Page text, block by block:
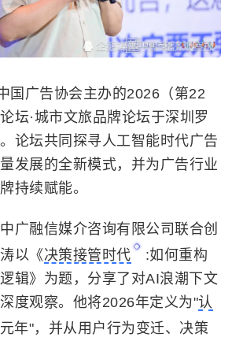
国广告协会主办的2026（第22
坛·城市文旅品牌论坛于深圳罗
论坛共同探寻人工智能时代广告
发展的全新模式，并为广告行业
持续赋能。
广融信媒介咨询有限公司联合创
以《决策接管时代
:如何重构
辑》为题，分享了对AI浪潮下文
度观察。他将2026年定义为"认
元年"，并从用户行为变迁、决策